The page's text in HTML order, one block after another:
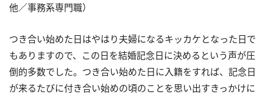
他／事務系専門職）
つき合い始めた日はやはり夫婦になるキッカケとなった日で
もありますので、この日を結婚記念日に決めるという声が圧
倒的多数でした。つき合い始めた日に入籍をすれば、記念日
が来るたびに付き合い始めの頃のことを思い出すきっかけに